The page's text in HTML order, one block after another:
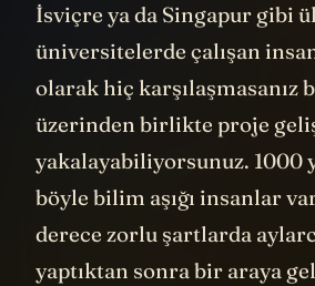
İsviçre ya da Singapur gibi
üniversitelerde çalışan
olarak hiç karşılaşmasanız
üzerinden birlikte proje
yakalayabiliyorsunuz. 1000
böyle bilim aşığı insanlar
derece zorlu şartlarda
yaptıktan sonra bir araya